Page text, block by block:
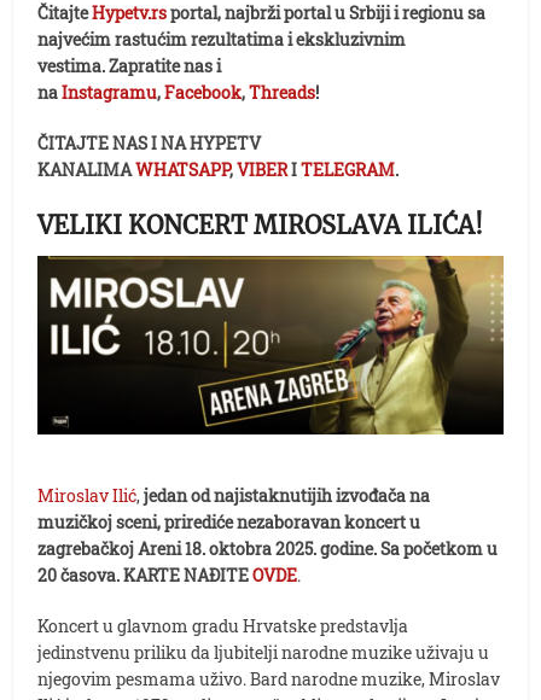
ČitajteHypetv.rsportal, najbrži portal u Srbiji i regionu sa
najvećim rastućim rezultatima i ekskluzivnim
vestima. Zapratite nas i
naInstagramu,Facebook,Threads!
ČITAJTE NAS I NA HYPETV
KANALIMAWHATSAPP,VIBERITELEGRAM.
VELIKI KONCERT MIROSLAVA ILIĆA!
Miroslav Ilić,jedan od najistaknutijih izvođača na
muzičkoj sceni, prirediće nezaboravan koncert u
zagrebačkoj Areni 18. oktobra 2025. godine. Sa početkom u
20 časova.KARTE NAĐITEOVDE.
Koncert u glavnom gradu Hrvatske predstavlja
jedinstvenu priliku da ljubitelji narodne muzike uživaju u
njegovim pesmama uživo. Bard narodne muzike, Miroslav